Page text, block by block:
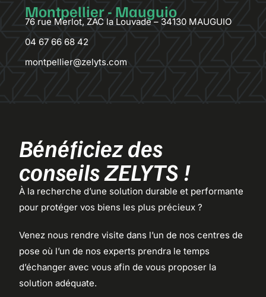
Montpellier - Mauguio
76 rue Merlot, ZAC la Louvade – 34130 MAUGUIO
04 67 66 68 42
montpellier@zelyts.com
Bénéficiez des
conseils ZELYTS !
À la recherche d’une solution durable et performante
pour protéger vos biens les plus précieux ?
Venez nous rendre visite dans l’un de nos centres de
pose où l’un de nos experts prendra le temps
d’échanger avec vous afin de vous proposer la
solution adéquate.